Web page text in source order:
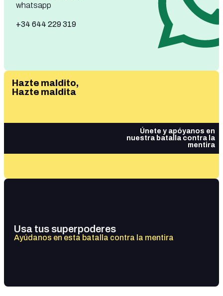
whatsapp
+34 644 229 319
Hazte maldito,
Hazte maldita
Únete y apóyanos en
nuestra batalla contra la
mentira
Usa tus superpoderes
Ayúdanos en esta batalla contra la mentira